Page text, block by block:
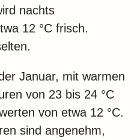
nachts
12 °C frisch.
Januar, mit warmen
von 23 bis 24 °C
von etwa 12 °C.
sind angenehm,